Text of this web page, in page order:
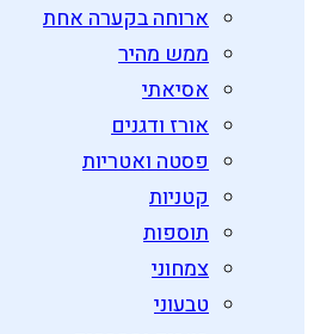
ארוחה בקערה אחת
ממש מהיר
אסיאתי
אורז ודגנים
פסטה ואטריות
קטניות
תוספות
צמחוני
טבעוני